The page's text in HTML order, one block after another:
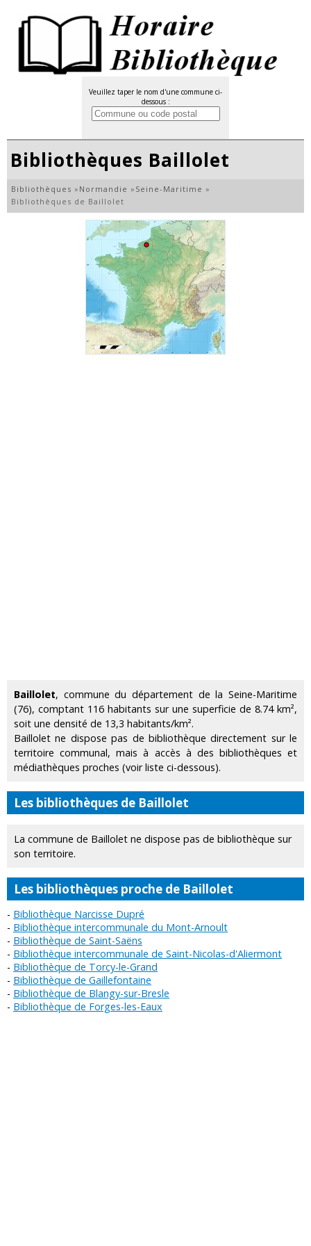
Veuillez taper le nom d'une commune ci-
dessous :
Bibliothèques Baillolet
Bibliothèques » Normandie » Seine-Maritime »
Bibliothèques de Baillolet
Baillolet, commune du département de la Seine-Maritime
(76), comptant 116 habitants sur une superficie de 8.74 km²,
soit une densité de 13,3 habitants/km².
Baillolet ne dispose pas de bibliothèque directement sur le
territoire communal, mais à accès à des bibliothèques et
médiathèques proches (voir liste ci-dessous).
Les bibliothèques de Baillolet
La commune de Baillolet ne dispose pas de bibliothèque sur
son territoire.
Les bibliothèques proche de Baillolet
Bibliothèque Narcisse Dupré
Bibliothèque intercommunale du Mont-Arnoult
Bibliothèque de Saint-Saëns
Bibliothèque intercommunale de Saint-Nicolas-d'Aliermont
Bibliothèque de Torcy-le-Grand
Bibliothèque de Gaillefontaine
Bibliothèque de Blangy-sur-Bresle
Bibliothèque de Forges-les-Eaux